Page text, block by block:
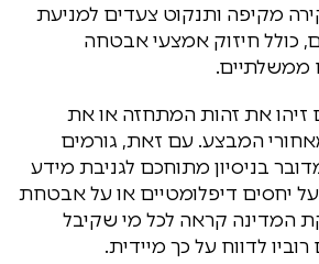
מקיפה ותנקוט צעדים למניעת
כולל חיזוק אמצעי אבטחה
ממשלתיים.
זיהו את זהות המתחזה או את
המבצע. עם זאת, גורמים
בניסיון מתוחכם לגניבת מידע
יחסים דיפלומטיים או על אבטחת
המדינה קראה לכל מי שקיבל
לדווח על כך מיידית.